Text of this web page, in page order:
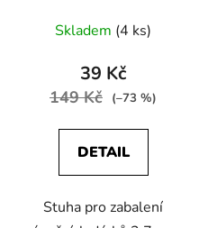
Skladem (4 ks)
39 Kč
149 Kč (–73 %)
DETAIL
Stuha pro zabalení